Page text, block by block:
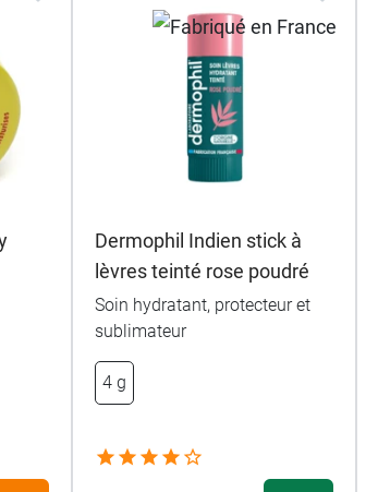
Dermophil Indien stick à
lèvres teinté rose poudré
Soin hydratant, protecteur et
sublimateur
4 g